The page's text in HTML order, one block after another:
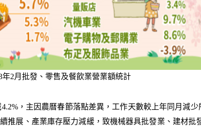
年2月批發、零售及餐飲業營業額統計
，主因農曆春節落點差異，工作天數較上年同月減
推展、產業庫存壓力減緩，致機械器具批發業、建材批